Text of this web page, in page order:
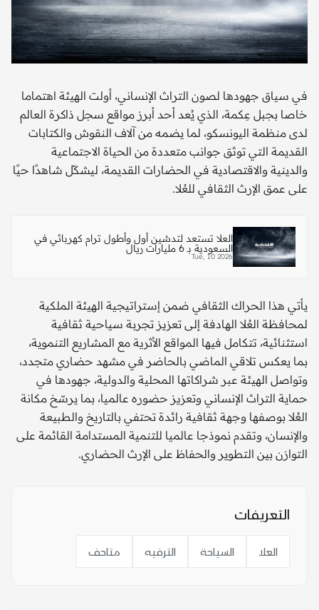
في سياق جهودها لصون التراث الإنساني، أولت الهيئة اهتماما
خاصا بجبل عِكمة، الذي يُعد أحد أبرز مواقع سجل ذاكرة العالم
لدى منظمة اليونسكو، لما يضمه من آلاف النقوش والكتابات
القديمة التي توثق جوانب متعددة من الحياة الاجتماعية
والدينية والاقتصادية في الحضارات القديمة، ليشكّل شاهدًا حيًا
على عمق الإرث الثقافي للعُلا.
العلا تستعد لتدشين أول وأطول ترام كهربائي في
السعودية بـ 6 مليارات ريال
Tue, 10 2026
يأتي هذا الحراك الثقافي ضمن إستراتيجية الهيئة الملكية
لمحافظة العُلا الهادفة إلى تعزيز تجربة سياحية ثقافية
استثنائية، تتكامل فيها المواقع الأثرية مع المشاريع التنموية،
بما يعكس تلاقي الماضي بالحاضر في مشهد حضاري متجدد،
وتواصل الهيئة عبر شراكاتها المحلية والدولية، جهودها في
حماية التراث الإنساني وتعزيز حضوره عالميا، بما يرسّخ مكانة
العُلا بوصفها وجهة ثقافية رائدة تحتفي بالتاريخ والطبيعة
والإنسان، وتقدم نموذجا عالميا للتنمية المستدامة القائمة على
التوازن بين التطوير والحفاظ على الإرث الحضاري.
التعريفات
العلا السياحة الترفيه متاحف